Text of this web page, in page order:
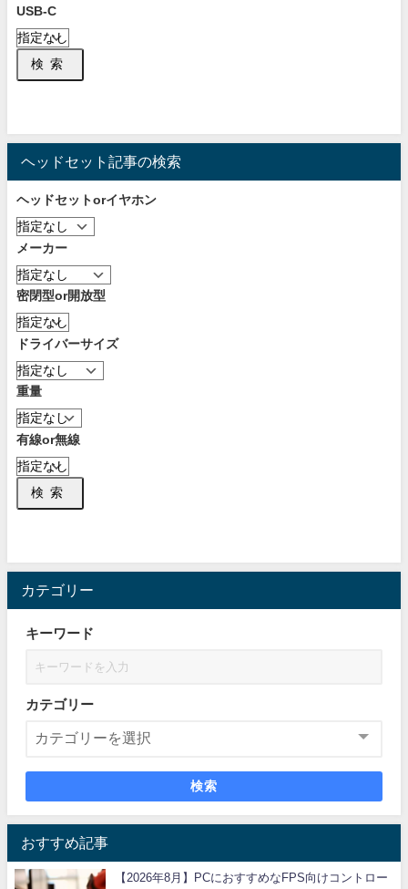
USB-C
検索
ヘッドセット記事の検索
ヘッドセットorイヤホン
メーカー
密閉型or開放型
ドライバーサイズ
重量
有線or無線
検索
カテゴリー
キーワード
カテゴリー
検索
おすすめ記事
【2026年8月】PCにおすすめなFPS向けコントロー